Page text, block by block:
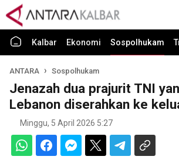
Kalbar Ekonomi Sospolhukam
ANTARA Sospolhukam
Jenazah dua prajurit TNI
Lebanon diserahkan ke
Minggu, 5 April 2026 5:27